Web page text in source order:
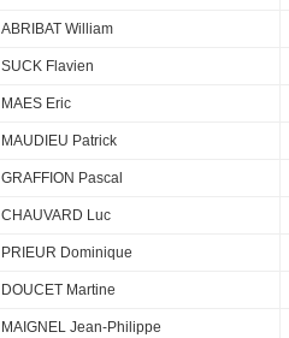
ABRIBAT William
SUCK Flavien
MAES Eric
MAUDIEU Patrick
GRAFFION Pascal
CHAUVARD Luc
PRIEUR Dominique
DOUCET Martine
MAIGNEL Jean-Philippe